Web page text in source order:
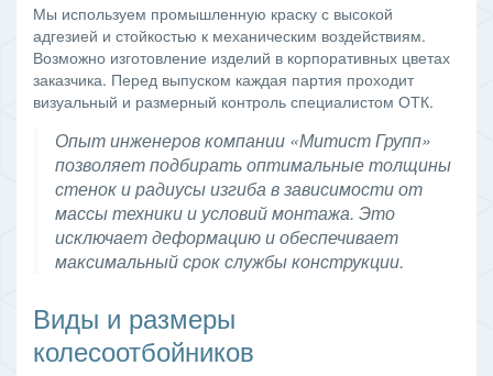
Мы используем промышленную краску с высокой
адгезией и стойкостью к механическим воздействиям.
Возможно изготовление изделий в корпоративных цветах
заказчика. Перед выпуском каждая партия проходит
визуальный и размерный контроль специалистом ОТК.
Опыт инженеров компании «Митист Групп»
позволяет подбирать оптимальные толщины
стенок и радиусы изгиба в зависимости от
массы техники и условий монтажа. Это
исключает деформацию и обеспечивает
максимальный срок службы конструкции.
Виды и размеры
колесоотбойников